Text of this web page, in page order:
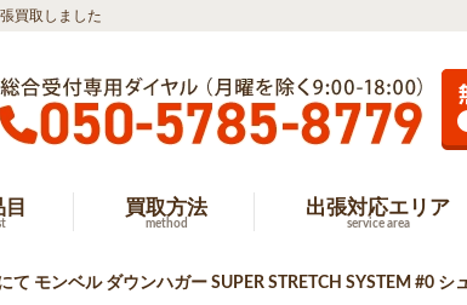
買取しました
買取方法
method
出張対応エリア
service area
て モンベル ダウンハガー SUPER STRETCH SYSTEM #0